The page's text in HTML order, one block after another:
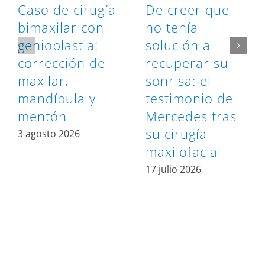
Caso de cirugía
bimaxilar con
genioplastia:
corrección de
maxilar,
mandíbula y
mentón
3 agosto 2026
De creer que
no tenía
solución a
recuperar su
sonrisa: el
testimonio de
Mercedes tras
su cirugía
maxilofacial
17 julio 2026